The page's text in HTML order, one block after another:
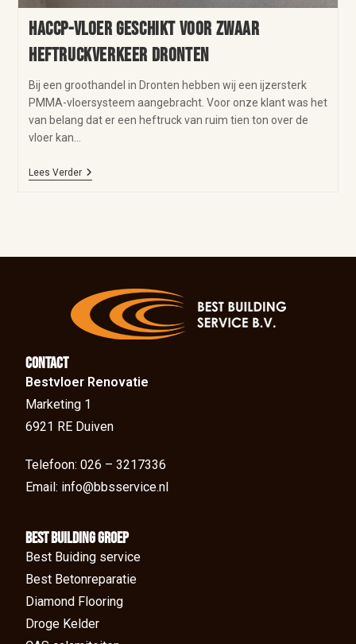
HACCP-vloer geschikt voor zwaar
heftruckverkeer Dronten
Bij een groothandel in Dronten hebben wij een ijzersterk
PMMA-vloersysteem aangebracht. Voor onze klant was het
van belang dat er een heftruck van ruim tien ton over de
vloer kan…
Lees Verder
Contact
Bestvloer Renovatie
Marketing 1
6921 RE Duiven
Telefoon: 026 – 3217336
Email: info@bbsservice.nl
BEst Building groep
Best Buiding service
Best Betonreparatie
Diamond Flooring
Droge Kelder